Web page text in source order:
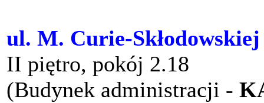
ul. M. Curie-Skłodowskiej
II piętro, pokój 2.18
(Budynek administracji -